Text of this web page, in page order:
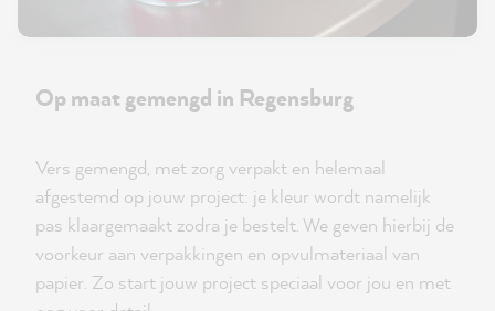
Op maat gemengd in Regensburg
Vers gemengd, met zorg verpakt en helemaal
afgestemd op jouw project: je kleur wordt namelijk
pas klaargemaakt zodra je bestelt. We geven hierbij de
voorkeur aan verpakkingen en opvulmateriaal van
papier. Zo start jouw project speciaal voor jou en met